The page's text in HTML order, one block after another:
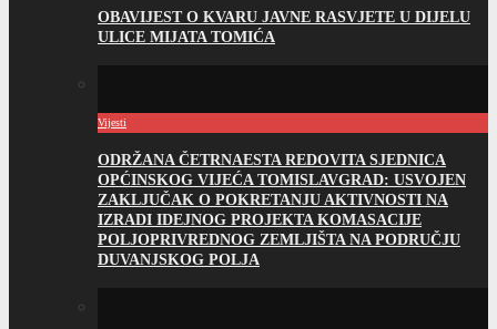
OBAVIJEST O KVARU JAVNE RASVJETE U DIJELU
ULICE MIJATA TOMIĆA
Vijesti
ODRŽANA ČETRNAESTA REDOVITA SJEDNICA
OPĆINSKOG VIJEĆA TOMISLAVGRAD: USVOJEN
ZAKLJUČAK O POKRETANJU AKTIVNOSTI NA
IZRADI IDEJNOG PROJEKTA KOMASACIJE
POLJOPRIVREDNOG ZEMLJIŠTA NA PODRUČJU
DUVANJSKOG POLJA